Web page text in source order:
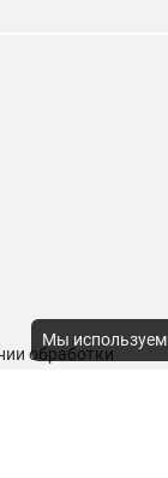
обработки
Мы используем